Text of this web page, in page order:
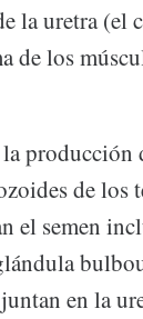
la uretra (el
de los
de
el semen
en la